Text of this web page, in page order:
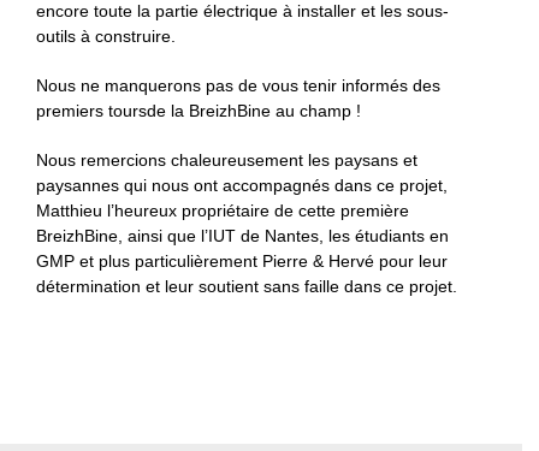
encore toute la partie électrique à installer et les sous-
outils à construire.
Nous ne manquerons pas de vous tenir informés des
premiers toursde la BreizhBine au champ !
Nous remercions chaleureusement les paysans et
paysannes qui nous ont accompagnés dans ce projet,
Matthieu l’heureux propriétaire de cette première
BreizhBine, ainsi que l’IUT de Nantes, les étudiants en
GMP et plus particulièrement Pierre & Hervé pour leur
détermination et leur soutient sans faille dans ce projet.